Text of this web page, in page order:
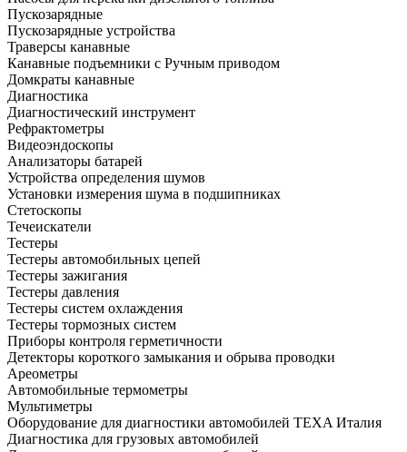
Пускозарядные
Пускозарядные устройства
Траверсы канавные
Канавные подъемники с Ручным приводом
Домкраты канавные
Диагностика
Диагностический инструмент
Рефрактометры
Видеоэндоскопы
Анализаторы батарей
Устройства определения шумов
Установки измерения шума в подшипниках
Стетоскопы
Течеискатели
Тестеры
Тестеры автомобильных цепей
Тестеры зажигания
Тестеры давления
Тестеры систем охлаждения
Тестеры тормозных систем
Приборы контроля герметичности
Детекторы короткого замыкания и обрыва проводки
Ареометры
Автомобильные термометры
Мультиметры
Оборудование для диагностики автомобилей TEXA Италия
Диагностика для грузовых автомобилей